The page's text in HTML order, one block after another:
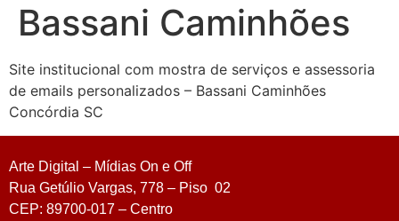
Bassani Caminhões
Site institucional com mostra de serviços e assessoria
de emails personalizados – Bassani Caminhões
Concórdia SC
Arte Digital – Mídias On e Off
Rua Getúlio Vargas, 778 – Piso 02
CEP: 89700-017 – Centro